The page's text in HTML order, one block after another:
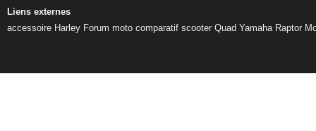
Liens externes
accessoire Harley Forum moto comparatif scooter Quad Yamaha Raptor